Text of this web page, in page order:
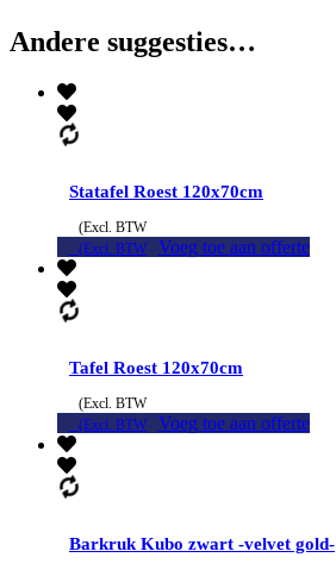
Andere suggesties…
Statafel Roest 120x70cm
(Excl. BTW
(Excl. BTW Voeg toe aan offerte
Tafel Roest 120x70cm
(Excl. BTW
(Excl. BTW Voeg toe aan offerte
Barkruk Kubo zwart -velvet gold-